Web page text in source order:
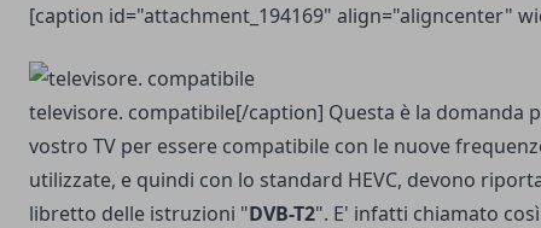
[caption id="attachment_194169" align="aligncenter"
televisore. compatibile[/caption] Questa è la domanda
vostro TV per essere compatibile con le nuove
utilizzate, e quindi con lo standard HEVC, devono
libretto delle istruzioni "DVB-T2". E' infatti chiamato